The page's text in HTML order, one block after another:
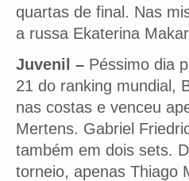
quartas de final. Nas
a russa Ekaterina
Juvenil – Péssimo dia
21 do ranking mundial,
nas costas e venceu
Mertens. Gabriel
também em dois sets.
torneio, apenas Thiago